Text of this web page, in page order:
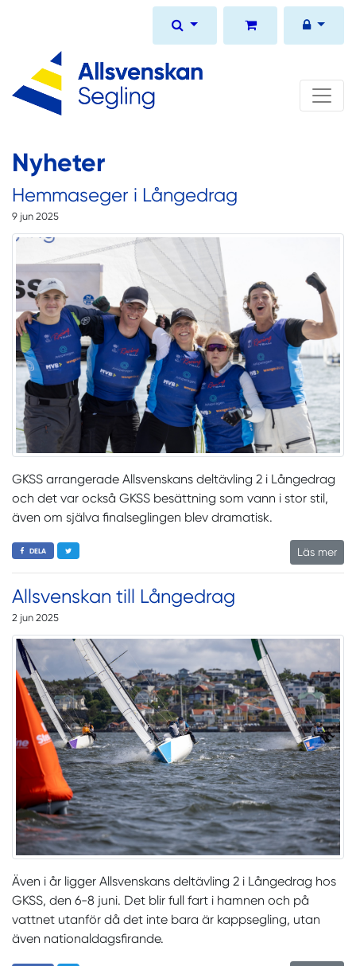
Nyheter
Hemmaseger i Långedrag
9 jun 2025
GKSS arrangerade Allsvenskans deltävling 2 i Långedrag
och det var också GKSS besättning som vann i stor stil,
även om själva finalseglingen blev dramatisk.
DELA Läs mer
Allsvenskan till Långedrag
2 jun 2025
Även i år ligger Allsvenskans deltävling 2 i Långedrag hos
GKSS, den 6-8 juni. Det blir full fart i hamnen och på
vattnet utanför då det inte bara är kappsegling, utan
även nationaldagsfirande.